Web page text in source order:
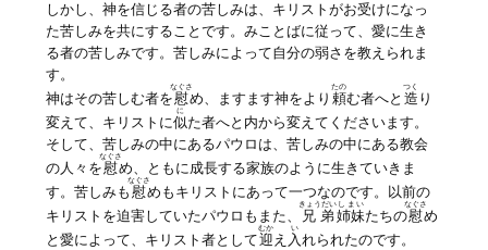
しかし、神を信じる者の苦しみは、キリストがお受けになっ
た苦しみを共にすることです。みことばに従って、愛に生き
る者の苦しみです。苦しみによって自分の弱さを教えられま
す。
神はその苦しむ者を慰
なぐさ
め、ますます神をより 頼
たの
む者へと 造
つく
り
変えて、キリストに似
に
た者へと内から変えてくださいます。
そして、苦しみの中にあるパウロは、苦しみの中にある教会
の人々を慰
なぐさ
め、ともに成長する家族のように生きていきま
す。苦しみも 慰
なぐさ
めもキリストにあって一つなのです。以前の
キリストを迫害していたパウロもまた、
兄弟
きょうだい
姉妹
しまい
たちの慰
なぐさ
め
と愛によって、キリスト者として迎
むか
え 入
い
れられたのです。